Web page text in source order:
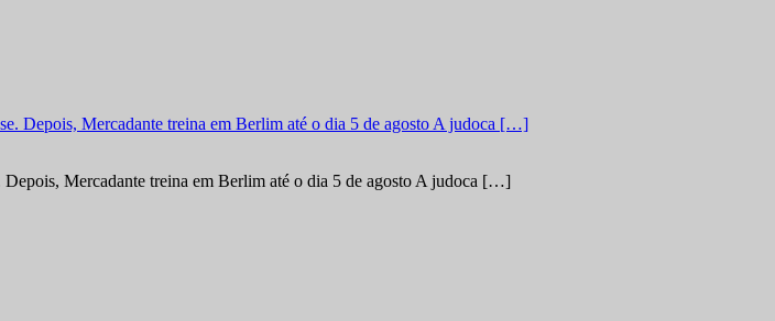
Mercadante treina em Berlim até o dia 5 de agosto A judoca […]